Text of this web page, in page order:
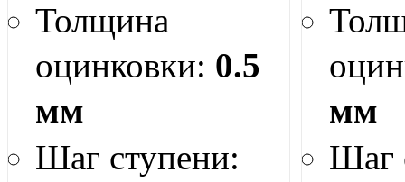
Толщина
оцинковки: 0.5
мм
Шаг ступени:
мм
Шаг